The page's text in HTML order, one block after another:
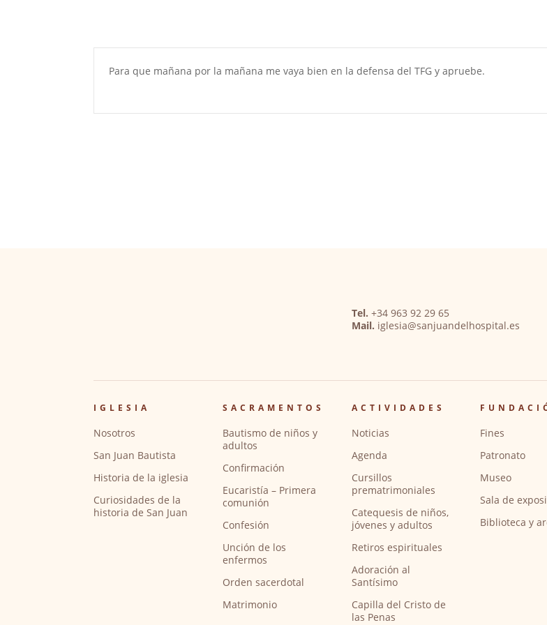
Para que mañana por la mañana me vaya bien en la defensa del TFG y apruebe.
Tel. +34 963 92 29 65
Mail. iglesia@sanjuandelhospital.es
IGLESIA
Nosotros
San Juan Bautista
Historia de la iglesia
Curiosidades de la
historia de San Juan
SACRAMENTOS
Bautismo de niños y
adultos
Confirmación
Eucaristía – Primera
comunión
Confesión
Unción de los
enfermos
Orden sacerdotal
Matrimonio
ACTIVIDADES
Noticias
Agenda
Cursillos
prematrimoniales
Catequesis de niños,
jóvenes y adultos
Retiros espirituales
Adoración al
Santísimo
Capilla del Cristo de
las Penas
Fines
Patronato
Museo
Sala de
Biblioteca y